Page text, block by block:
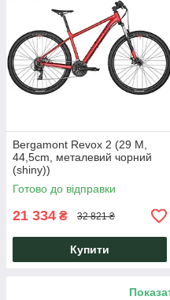
Bergamont Revox 2 (29 M,
44,5cm, металевий чорний
(shiny))
Готово до відправки
21 334 ₴ 32 821 ₴
Купити